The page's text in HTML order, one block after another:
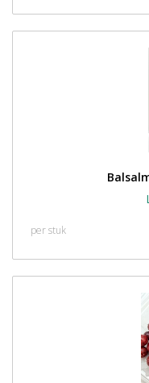
per stuk